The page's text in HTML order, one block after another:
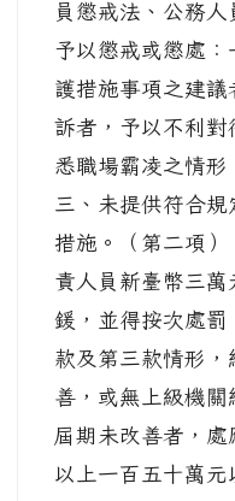
員懲戒法、公務
予以懲戒或懲處
護措施事項之建議
訴者，予以不利對
悉職場霸凌之情形
三、未提供符合
措施。（第二項）
責人員新臺幣三萬
鍰，並得按次處罰
款及第三款情形，
善，或無上級機關
屆期未改善者，
以上一百五十萬